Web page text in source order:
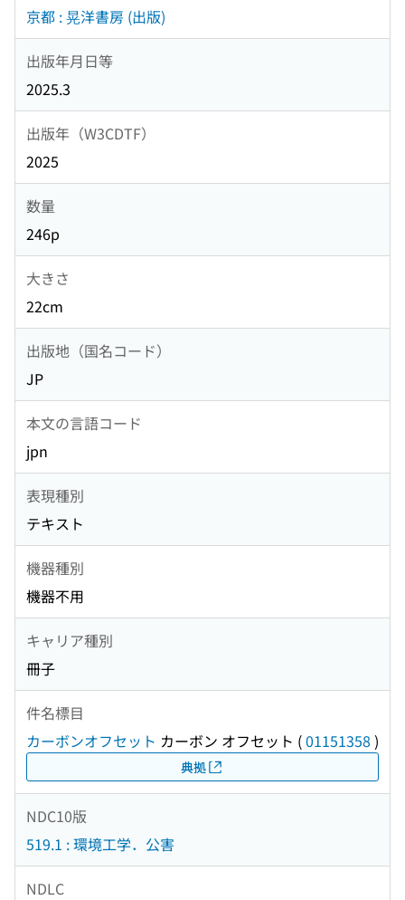
京都 : 晃洋書房 (出版)
出版年月日等
2025.3
出版年（W3CDTF）
2025
数量
246p
大きさ
22cm
出版地（国名コード）
JP
本文の言語コード
jpn
表現種別
テキスト
機器種別
機器不用
キャリア種別
冊子
件名標目
カーボンオフセット カーボン オフセット (01151358 )
典拠
NDC10版
519.1 : 環境工学．公害
NDLC